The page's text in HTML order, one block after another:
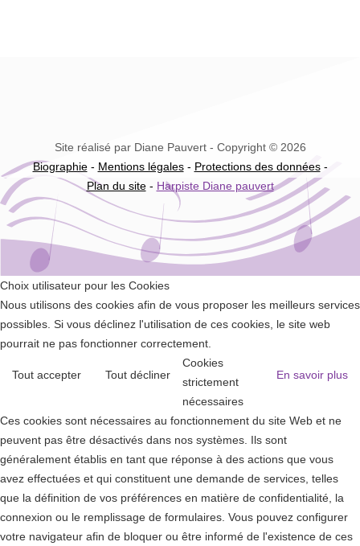
Site réalisé par Diane Pauvert - Copyright © 2026
Biographie- Mentions légales- Protections des données-
Plan du site- Harpiste Diane pauvert
Choix utilisateur pour les Cookies
Nous utilisons des cookies afin de vous proposer les meilleurs services
possibles. Si vous déclinez l'utilisation de ces cookies, le site web
pourrait ne pas fonctionner correctement.
Tout accepter Tout décliner En savoir plus
Cookies
strictement
nécessaires
Ces cookies sont nécessaires au fonctionnement du site Web et ne
peuvent pas être désactivés dans nos systèmes. Ils sont
généralement établis en tant que réponse à des actions que vous
avez effectuées et qui constituent une demande de services, telles
que la définition de vos préférences en matière de confidentialité, la
connexion ou le remplissage de formulaires. Vous pouvez configurer
votre navigateur afin de bloquer ou être informé de l'existence de ces